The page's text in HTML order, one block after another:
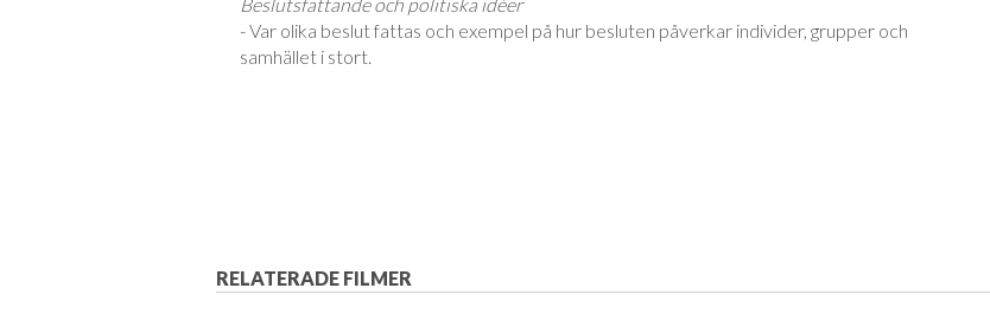
- Var olika beslut fattas och exempel på hur besluten påverkar individer, grupper och
samhället i stort.
RELATERADE FILMER